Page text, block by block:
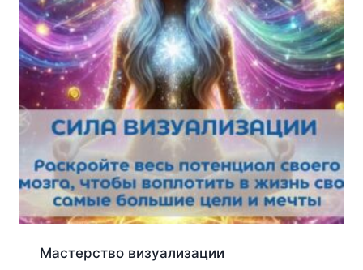
Мастерство визуализации